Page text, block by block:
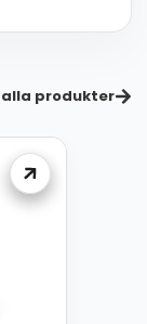
alla produkter